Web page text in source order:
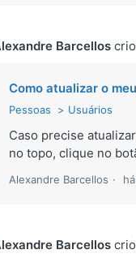
Barcellos
Como atualizar o
Pessoas Usuários
Caso precise
no topo, clique no
Alexandre Barcellos
Barcellos